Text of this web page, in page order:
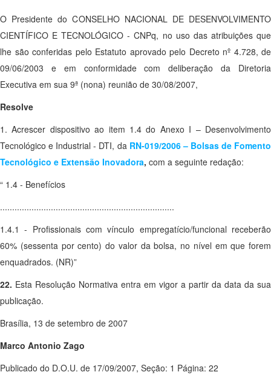
O Presidente do CONSELHO NACIONAL DE DESENVOLVIMENTO
CIENTÍFICO E TECNOLÓGICO - CNPq, no uso das atribuições que
lhe são conferidas pelo Estatuto aprovado pelo Decreto nº 4.728, de
09/06/2003 e em conformidade com deliberação da Diretoria
Executiva em sua 9ª (nona) reunião de 30/08/2007,
Resolve
1. Acrescer dispositivo ao item 1.4 do Anexo I – Desenvolvimento
Tecnológico e Industrial - DTI, da RN-019/2006 – Bolsas de Fomento
Tecnológico e Extensão Inovadora, com a seguinte redação:
“ 1.4 - Benefícios
........................................................................
1.4.1 - Profissionais com vínculo empregatício/funcional receberão
60% (sessenta por cento) do valor da bolsa, no nível em que forem
enquadrados. (NR)”
22. Esta Resolução Normativa entra em vigor a partir da data da sua
publicação.
Brasília, 13 de setembro de 2007
Marco Antonio Zago
Publicado do D.O.U. de 17/09/2007, Seção: 1 Página: 22